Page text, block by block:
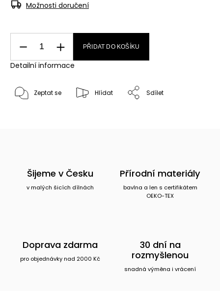
Možnosti doručení
PŘIDAT DO KOŠÍKU
Detailní informace
Zeptat se Hlídat Sdílet
Šijeme v Česku
v malých šicích dílnách
Přírodní materiály
bavlna a len s certifikátem
OEKO-TEX
Doprava zdarma
pro objednávky nad 2000 Kč
30 dní na
rozmyšlenou
snadná výměna i vrácení